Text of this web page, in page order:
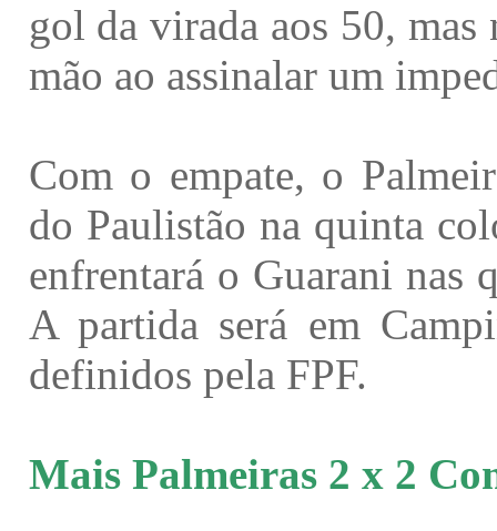
gol da virada aos 50, mas
mão ao assinalar um
Com o empate, o
do Paulistão na quinta
enfrentará o Guarani nas
A partida será em
definidos pela FPF.
Mais Palmeiras 2 x 2